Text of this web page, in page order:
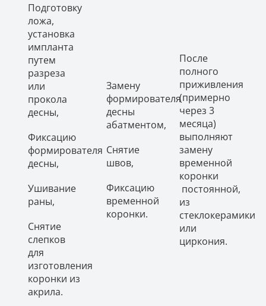
Подготовку
ложа,
установка
импланта
путем
разреза
или
прокола
десны,
Фиксацию
формирователя
десны,
Ушивание
раны,
Снятие
слепков
для
изготовления
коронки из
акрила.
Замену
формирователя
десны
абатментом,
Снятие
швов,
Фиксацию
временной
коронки.
После
полного
приживления
(примерно
через 3
месяца)
выполняют
замену
временной
коронки
постоянной,
из
стеклокерамики
или
циркония.